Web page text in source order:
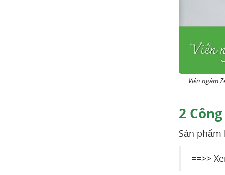
Viên ngậm
2
Sản
==>>